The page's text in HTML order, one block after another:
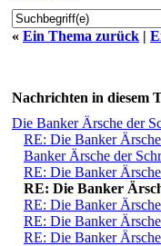
« Ein Thema zurück |
Nachrichten in diesem
Die Banker Ärsche der
RE: Die Banker
Banker Ärsche der
RE: Die Banker
RE: Die Banker
RE: Die Banker
RE: Die Banker
RE: Die Banker